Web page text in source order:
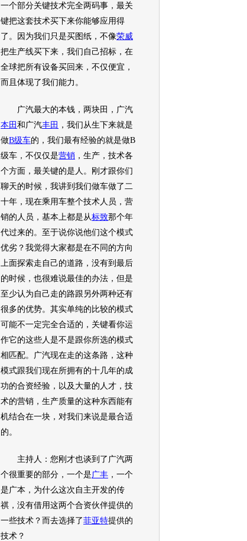
一个部分关键技术完全两码事，最关
键把这套技术买下来你能够应用得
了。因为我们只是买图纸，不像荣威
把生产线买下来，我们自己招标，在
全球把所有设备买回来，不仅便宜，
而且体现了我们能力。
广汽最大的本钱，两块田，广汽
本田 和广汽丰田 ，我们从生下来就是
做B级车的，我们最有经验的就是做B
级车 ，不仅仅是营销 ，生产，技术各
个方面，最关键的是人。刚才跟你们
聊天的时候，我讲到我们做车做了二
十年，现在乘用车整个技术人员， 营
销的人员，基本上都是从标致那个年
代过来的。至于说你说他们这个模式
优劣？我觉得大家都是在不同的方向
上面探索走自己的道路，没有到最后
的时候，也很难说最佳的办法，但是
至少认为自己走的路跟另外两种还有
很多的优势。其实单纯的比较的模式
可能不一定完全合适的，关键看你运
作它的这些人是不是跟你所选的模式
相匹配。广汽现在走的这条路，这种
模式跟我们现在所拥有的十几年的成
功的合资经验，以及大量的人才，技
术的营销 ，生产质量的这种东西能有
机结合在一块，对我们来说是最合适
的。
主持人：您刚才也谈到了广汽两
个很重要的部分，一个是 广丰 ，一个
是广本，为什么这次自主开发的传
祺 ，没有借用这两个合资伙伴提供的
一些技术？而去选择了菲亚特提供的
技术？